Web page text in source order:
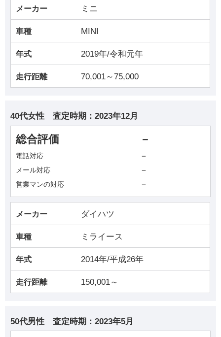
メーカー ミニ
車種 MINI
年式 2019年/令和元年
走行距離 70,001～75,000
40代女性 査定時期： 2023年12月
総合評価 －
電話対応 －
メール対応 －
営業マンの対応 －
メーカー ダイハツ
車種 ミライース
年式 2014年/平成26年
走行距離 150,001～
50代男性 査定時期： 2023年5月